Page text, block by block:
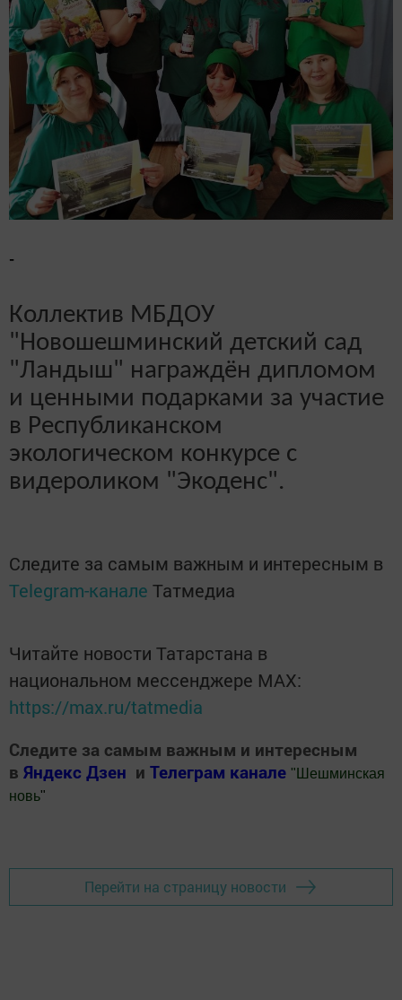
-
Коллектив МБДОУ
"Новошешминский детский сад
"Ландыш" награждён дипломом
и ценными подарками за участие
в Республиканском
экологическом конкурсе с
видероликом "Экоденс".
Следите за самым важным и интересным в
Telegram-канале Татмедиа
Читайте новости Татарстана в
национальном мессенджере MАХ:
https://max.ru/tatmedia
Следите за самым важным и интересным
в Яндекс Дзен и Телеграм канале " Шешминская
новь"
Перейти на страницу новости